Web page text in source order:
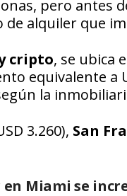
pero antes
alquiler que
cripto, se ubica
equivalente a
la
3.260), San
Miami se